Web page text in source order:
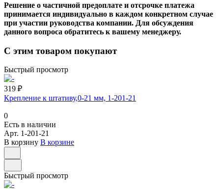
Решение о частичной предоплате и отсрочке платежа
принимается индивидуально в каждом конкретном случае
при участии руководства компании. Для обсуждения
данного вопроса обратитесь к вашему менеджеру.
С этим товаром покупают
Быстрый просмотр
319 ₽
Крепление к штативу,0-21 мм, 1-201-21
0
Есть в наличии
Арт. 1-201-21
В корзину В корзине
Быстрый просмотр